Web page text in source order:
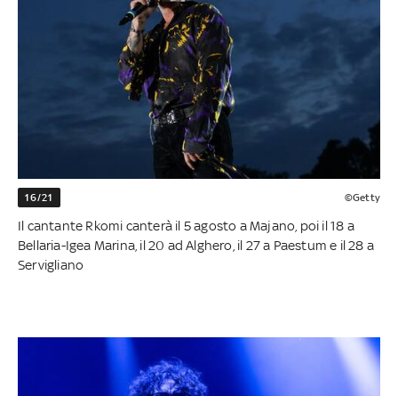
16/21 ©Getty
Il cantante Rkomi canterà il 5 agosto a Majano, poi il 18 a
Bellaria-Igea Marina, il 20 ad Alghero, il 27 a Paestum e il 28 a
Servigliano